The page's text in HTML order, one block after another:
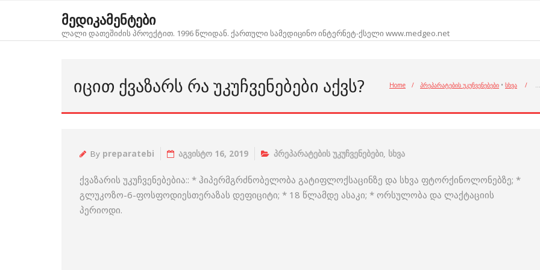
მედიკამენტები
ლალი დათეშიძის პროექტით. 1996 წლიდან. ქართული სამედიცინო ინტერნეტ-ქსელი www.medgeo.net
ᲘᲪᲘᲗ ᲥᲕᲐᲖᲐᲠᲡ ᲠᲐ ᲣᲙᲣᲩᲕᲔᲜᲔᲑᲔᲑᲘ ᲐᲥᲕᲡ? Home / პრეპარატების უკუჩვენებები • სხვა / …
By preparatebi აგვისტო 16, 2019 პრეპარატების უკუჩვენებები, სხვა
ქვაზარის უკუჩვენებებია:: * ჰიპერმგრძნობელობა გატიფლოქსაცინზე და სხვა ფტორქინოლონებზე; *
გლუკოზო-6-ფოსფოდიესთერაზას დეფიციტი; * 18 წლამდე ასაკი; * ორსულობა და ლაქტაციის
პერიოდი.